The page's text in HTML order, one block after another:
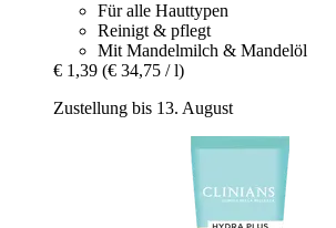
Für alle Hauttypen
Reinigt & pflegt
Mit Mandelmilch & Mandelöl
€ 1,39 (€ 34,75 / l)
Zustellung bis 13. August